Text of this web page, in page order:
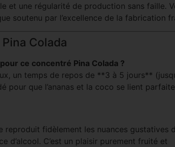
et une régularité de production sans faille.
soutenu par l’excellence de la fabrication
Colada
ce concentré Pina Colada ?
un temps de repos de **3 à 5 jours**
pour que l’ananas et la coco se lient
reproduit fidèlement les nuances gustatives
d’alcool. C’est un plaisir purement fruité et